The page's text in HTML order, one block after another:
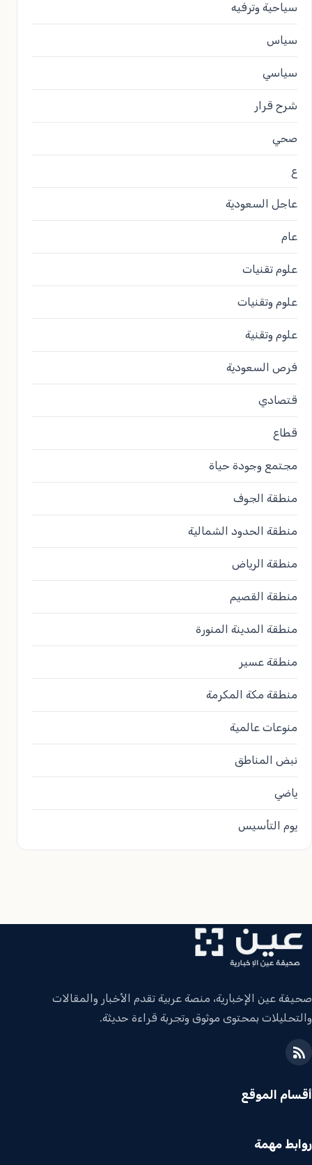
سياحية وترفيه
سياس
سياسي
شرح قرار
صحي
ع
عاجل السعودية
عام
علوم تقنيات
علوم وتقنيات
علوم وتقنية
فرص السعودية
قتصادي
قطاع
مجتمع وجودة حياة
منطقة الجوف
منطقة الحدود الشمالية
منطقة الرياض
منطقة القصيم
منطقة المدينة المنورة
منطقة عسير
منطقة مكة المكرمة
منوعات عالمية
نبض المناطق
ياضي
يوم التأسيس
صحيفة عين الإخبارية، منصة عربية تقدم الأخبار والمقالات
والتحليلات بمحتوى موثوق وتجربة قراءة حديثة.
أقسام الموقع
روابط مهمة